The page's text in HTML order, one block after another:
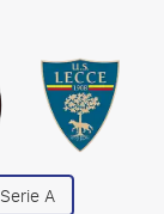
Serie A